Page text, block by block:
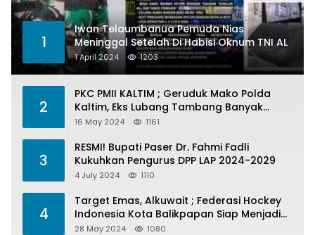
1
Iwan Telaumbanua Pemuda Nias
Meninggal Setelah Di Habisi Oknum TNI AL
1 April 2024 1203
2
PKC PMII KALTIM ; Geruduk Mako Polda
Kaltim, Eks Lubang Tambang Banyak
Menelan Korban
16 May 2024 1161
3
RESMI! Bupati Paser Dr. Fahmi Fadli
Kukuhkan Pengurus DPP LAP 2024-2029
4 July 2024 1110
4
Target Emas, Alkuwait ; Federasi Hockey
Indonesia Kota Balikpapan Siap Menjadi
Barometer Prestasi Di Kaltim
28 May 2024 1080